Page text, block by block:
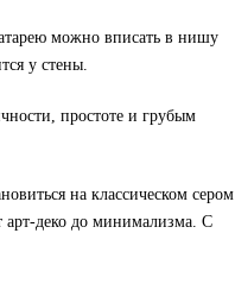
можно вписать в нишу
у стены.
простоте и грубым
на классическом сером
арт-деко до минимализма. С